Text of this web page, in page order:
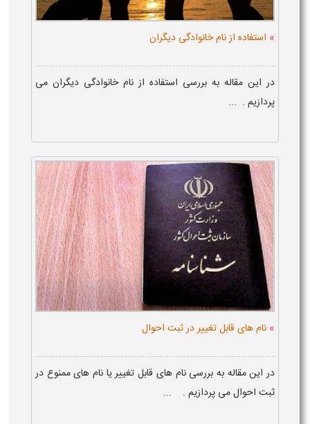
» استفاده از نام خانوادگی دیگران
در این مقاله به بررسی استفاده از نام خانوادگی دیگران می
پردازیم . ...
» نام های قابل تغییر در ثبت احوال
در این مقاله به بررسی نام های قابل تغییر یا نام های ممنوع در
ثبت احوال می پردازیم . ...